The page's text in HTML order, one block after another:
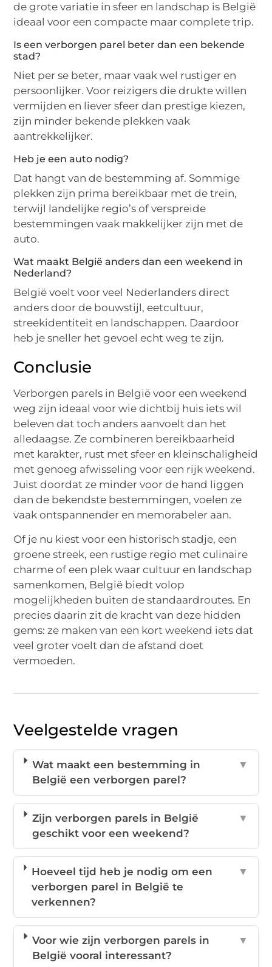
de grote variatie in sfeer en landschap is België
ideaal voor een compacte maar complete trip.
Is een verborgen parel beter dan een bekende
stad?
Niet per se beter, maar vaak wel rustiger en
persoonlijker. Voor reizigers die drukte willen
vermijden en liever sfeer dan prestige kiezen,
zijn minder bekende plekken vaak
aantrekkelijker.
Heb je een auto nodig?
Dat hangt van de bestemming af. Sommige
plekken zijn prima bereikbaar met de trein,
terwijl landelijke regio’s of verspreide
bestemmingen vaak makkelijker zijn met de
auto.
Wat maakt België anders dan een weekend in
Nederland?
België voelt voor veel Nederlanders direct
anders door de bouwstijl, eetcultuur,
streekidentiteit en landschappen. Daardoor
heb je sneller het gevoel echt weg te zijn.
Conclusie
Verborgen parels in België voor een weekend
weg zijn ideaal voor wie dichtbij huis iets wil
beleven dat toch anders aanvoelt dan het
alledaagse. Ze combineren bereikbaarheid
met karakter, rust met sfeer en kleinschaligheid
met genoeg afwisseling voor een rijk weekend.
Juist doordat ze minder voor de hand liggen
dan de bekendste bestemmingen, voelen ze
vaak ontspannender en memorabeler aan.
Of je nu kiest voor een historisch stadje, een
groene streek, een rustige regio met culinaire
charme of een plek waar cultuur en landschap
samenkomen, België biedt volop
mogelijkheden buiten de standaardroutes. En
precies daarin zit de kracht van deze hidden
gems: ze maken van een kort weekend iets dat
veel groter voelt dan de afstand doet
vermoeden.
Veelgestelde vragen
Wat maakt een bestemming in
België een verborgen parel?
▼
Zijn verborgen parels in België
geschikt voor een weekend?
▼
Hoeveel tijd heb je nodig om een
verborgen parel in België te
verkennen?
▼
Voor wie zijn verborgen parels in
België vooral interessant?
▼